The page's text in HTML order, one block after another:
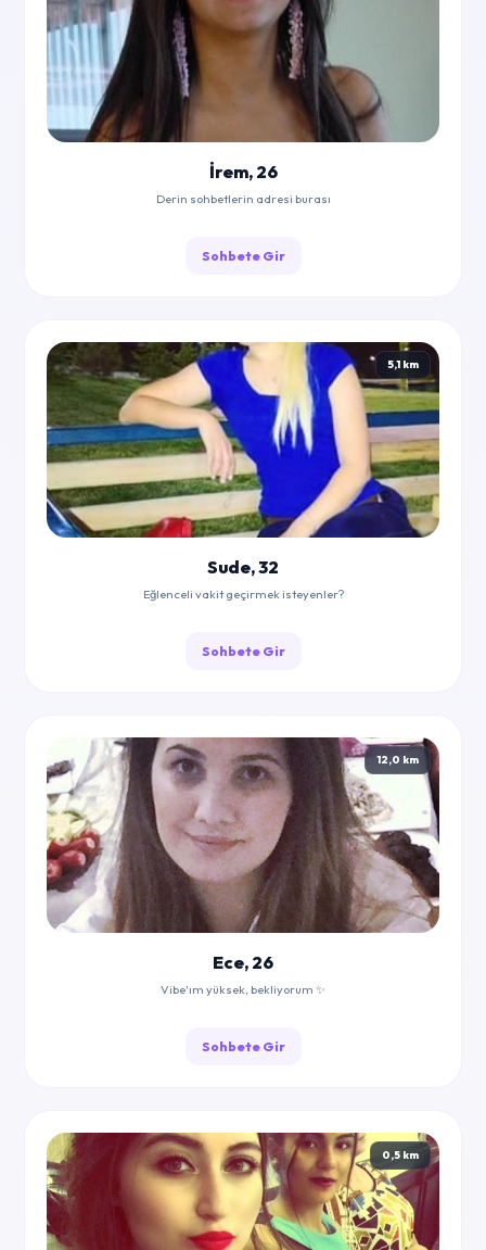
İrem, 26
Derin sohbetlerin adresi burası
Sohbete Gir
5,1 km
Sude, 32
Eğlenceli vakit geçirmek isteyenler?
Sohbete Gir
12,0 km
Ece, 26
Vibe'ım yüksek, bekliyorum ✨
Sohbete Gir
0,5 km